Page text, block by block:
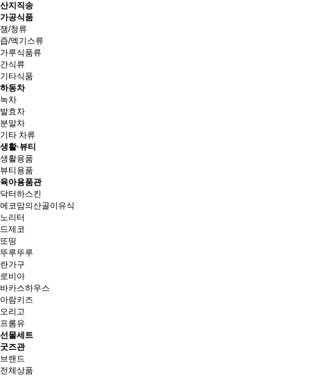
산지직송
가공식품
잼/청류
즙/엑기스류
가루식품류
간식류
기타식품
하동차
녹차
발효차
분말차
기타 차류
생활·뷰티
생활용품
뷰티용품
육아용품관
닥터하스킨
에코맘의산골이유식
노리터
드제코
또띵
뚜루뚜루
란가구
로비아
바카스하우스
아람키즈
오리고
프롬유
선물세트
굿즈관
브랜드
전체상품